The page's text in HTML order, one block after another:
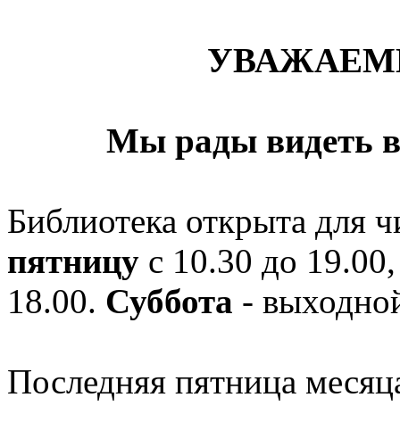
Мы рады видеть
Библиотека открыта для
пятницу с 10.30 до
18.00. Суббота -
Последняя пятница